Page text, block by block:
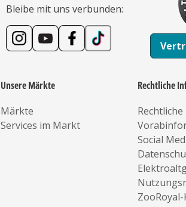
Bleibe mit uns verbunden:
Unsere Märkte
Märkte
Services im Markt
Rechtliche
Rechtliche
Social